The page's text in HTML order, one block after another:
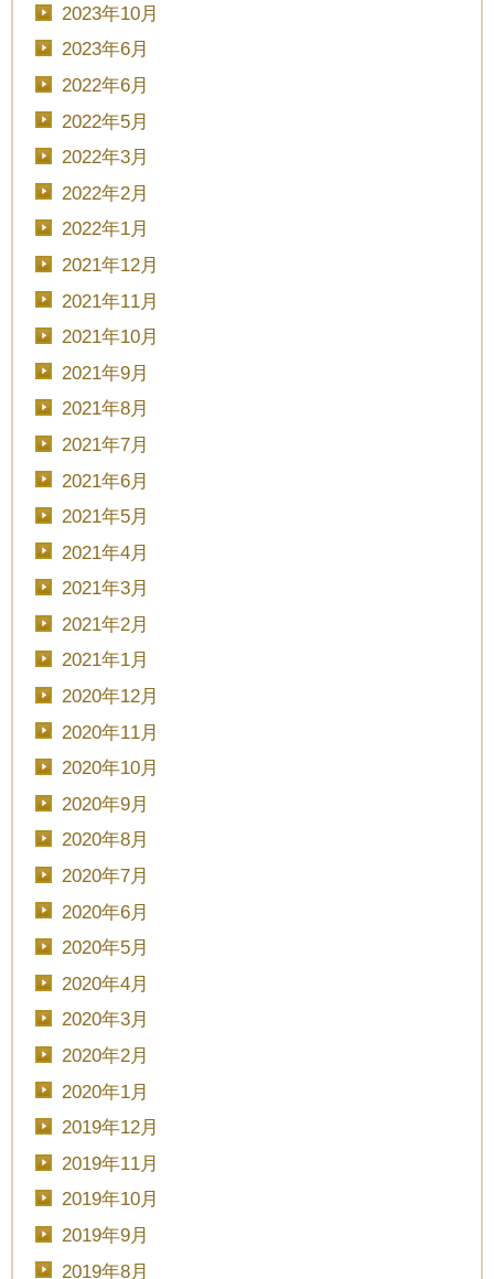
2023年10月
2023年6月
2022年6月
2022年5月
2022年3月
2022年2月
2022年1月
2021年12月
2021年11月
2021年10月
2021年9月
2021年8月
2021年7月
2021年6月
2021年5月
2021年4月
2021年3月
2021年2月
2021年1月
2020年12月
2020年11月
2020年10月
2020年9月
2020年8月
2020年7月
2020年6月
2020年5月
2020年4月
2020年3月
2020年2月
2020年1月
2019年12月
2019年11月
2019年10月
2019年9月
2019年8月